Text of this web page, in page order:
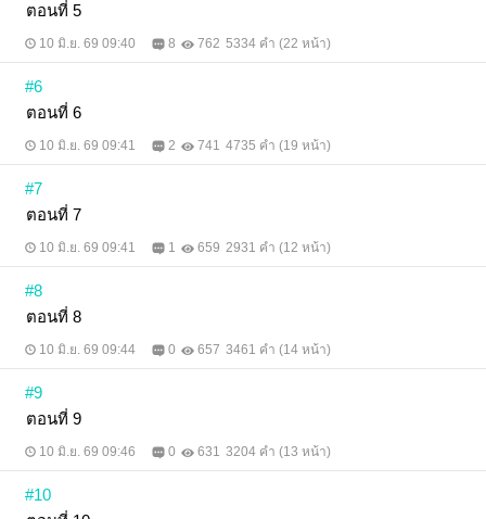
ตอนที่ 5
10 มิ.ย. 69 09:40 8 762 5334 คำ (22 หน้า)
#6
ตอนที่ 6
10 มิ.ย. 69 09:41 2 741 4735 คำ (19 หน้า)
#7
ตอนที่ 7
10 มิ.ย. 69 09:41 1 659 2931 คำ (12 หน้า)
#8
ตอนที่ 8
10 มิ.ย. 69 09:44 0 657 3461 คำ (14 หน้า)
#9
ตอนที่ 9
10 มิ.ย. 69 09:46 0 631 3204 คำ (13 หน้า)
#10